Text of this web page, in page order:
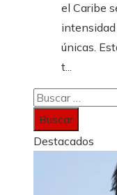
el Caribe
intensidad
únicas.
t...
Buscar:
Destacados